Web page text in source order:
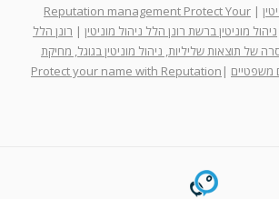
|
Reputation management Protect Your
ניהול מוניטין ברשת רונן הלל ניהול מוניטין | רונן הלל
של תוצאות שליליות, ניהול מוניטין בגוגל, מחיקת
משפטיים |
Protect your name with Reputation